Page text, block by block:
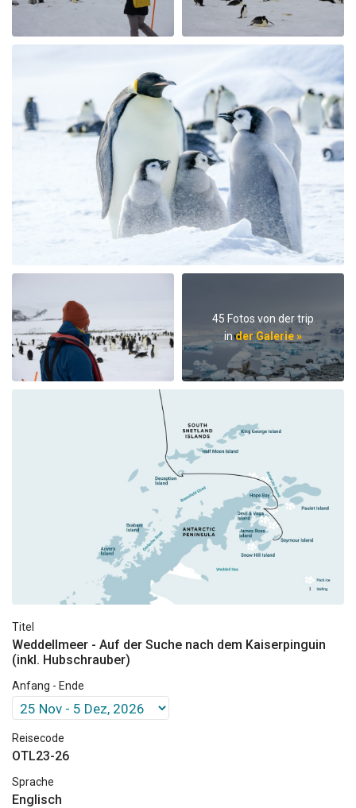
45 Fotos von der trip
inder Galerie »
Titel
Weddellmeer - Auf der Suche nach dem Kaiserpinguin
(inkl. Hubschrauber)
Anfang - Ende
Reisecode
OTL23-26
Sprache
Englisch